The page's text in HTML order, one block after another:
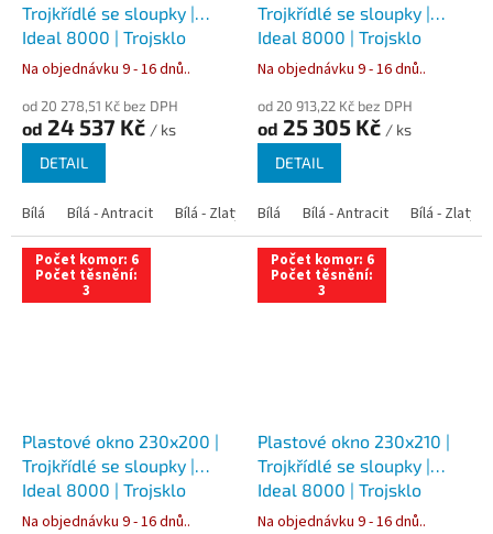
Trojkřídlé se sloupky |
Ideal 8000 | Trojsklo
Na objednávku 9 - 16 dnů..
od 20 278,51 Kč bez DPH
od 24 537 Kč / ks
DETAIL
Bílá Bílá - Antracit Bílá - Zlatý dub Bílá - Tmavý dub Bílá -
Trojkřídlé se sloupky |
Ideal 8000 | Trojsklo
Na objednávku 9 - 16 dnů..
od 20 913,22 Kč bez DPH
od 25 305 Kč / ks
DETAIL
Bílá Bílá - Antracit Bílá - Zlatý
Počet komor: 6
Počet těsnění:
3
Plastové okno 230x200 |
Trojkřídlé se sloupky |
Ideal 8000 | Trojsklo
Na objednávku 9 - 16 dnů..
Počet komor: 6
Počet těsnění:
3
Plastové okno 230x210 |
Trojkřídlé se sloupky |
Ideal 8000 | Trojsklo
Na objednávku 9 - 16 dnů..